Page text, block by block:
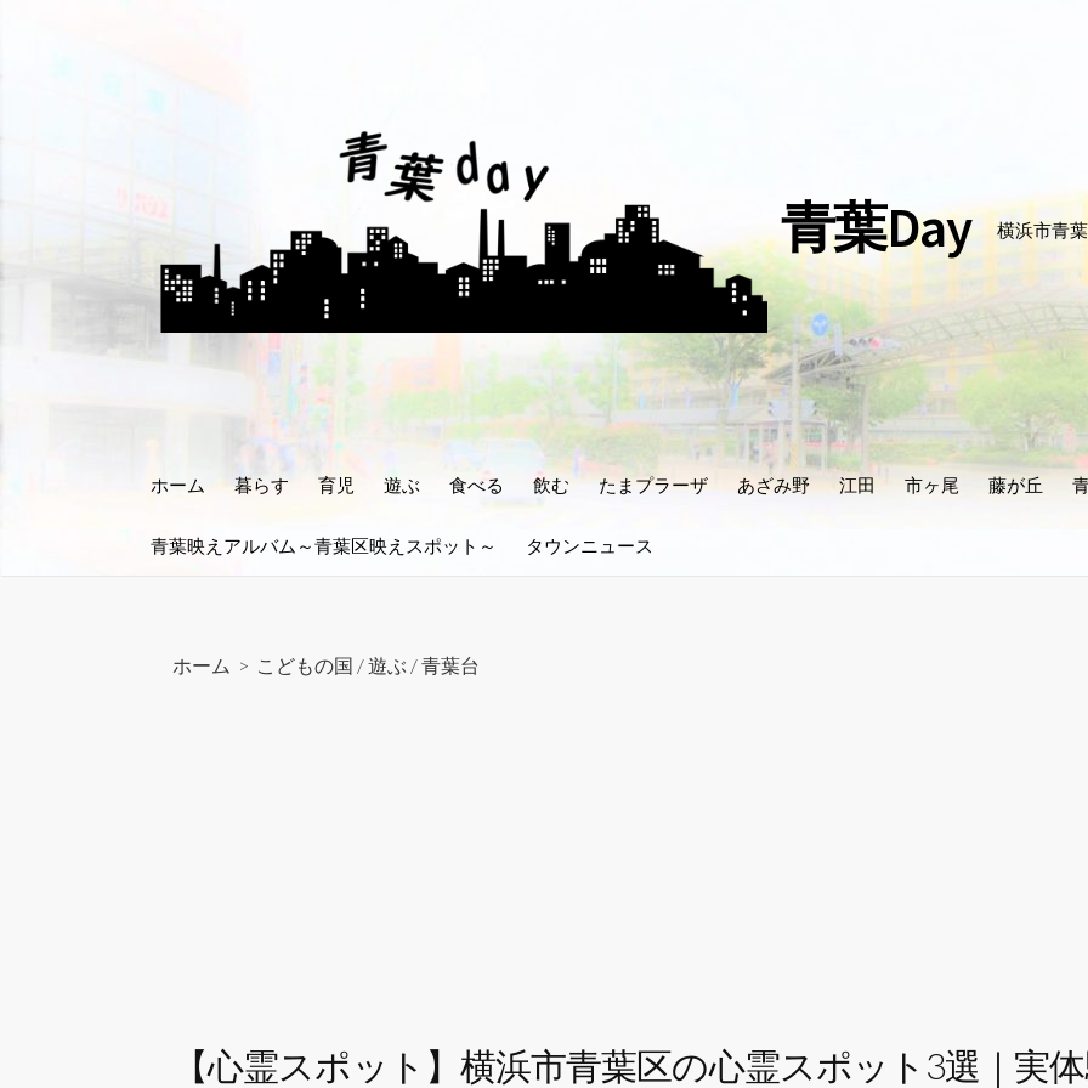
ッ
青葉Day 横浜市青
ホーム 暮らす 育児 遊ぶ 食べる 飲む たまプラーザ あざみ野 江田 市ヶ尾 藤が丘
青葉映えアルバム～青葉区映えスポット～ タウンニュース
ホーム > こどもの国 /遊ぶ /青葉台
【心霊スポット】横浜市青葉区の心霊スポット3選｜実